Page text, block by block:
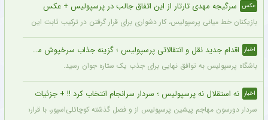
عکس سرگیجه مهدی تارتار از این اتفاق جالب در پرسپولیس + عکس
بازیکنان خط میانی پرسپولیس، کار دشواری برای قرار گرفتن در ترکیب ثابت این تیم
اخبار اقدام جدید نقل و انتقالاتی پرسپولیس ؛ گزینه جذاب سرخپوش می شود؟
باشگاه پرسپولیس به توافق نهایی برای جذب یک ستاره جوان رسید.
اخبار نه استقلال نه پرسپولیس ؛ سردار سرانجام انتخاب کرد !! + جزئیات
سردار دورسون مهاجم پیشین پرسپولیس از و فصل گذشته کوچائلی‌اسپور، با قراردادی